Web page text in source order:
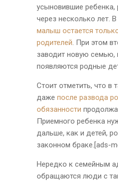
усыновившие ребенка,
через несколько лет.
малыш остается
родителей. При этом
заводит новую семью,
появляются родные
Стоит отметить, что в
даже после развода
обязанности
Приемного ребенка
дальше, как и детей,
законном браке.[ads-
Нередко к семейным
обращаются люди с